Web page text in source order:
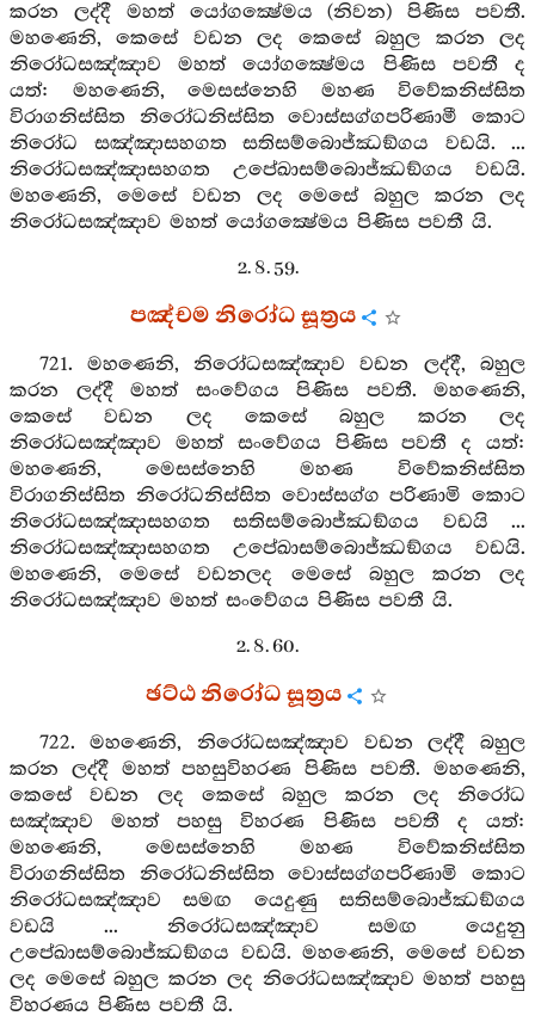
කරන ලද්දී මහත් යෝගක්‍ෂේමය (නිවන) පිණිස පවතී.
මහණෙනි, කෙසේ වඩන ලද කෙසේ බහුල කරන ලද
නිරෝධසඤ්ඤාව මහත් යෝගක්‍ෂේමය පිණිස පවතී ද
යත්: මහණෙනි, මෙසස්නෙහි මහණ විවේකනිස්සිත
විරාගනිස්සිත නිරෝධනිස්සිත වොස්සග්ගපරිණාමී කොට
නිරෝධ සඤ්ඤාසහගත සතිසම්බොජ්ඣඞ්ගය වඩයි. ...
නිරෝධසඤ්ඤාසහගත උපේඛාසම්බොජ්ඣඞ්ගය වඩයි.
මහණෙනි, මෙසේ වඩන ලද මෙසේ බහුල කරන ලද
නිරෝධසඤ්ඤාව මහත් යෝගක්‍ෂේමය පිණිස පවතී යි.
2. 8. 59.
පඤ්චම නිරෝධ සූත්‍රය
721. මහණෙනි, නිරෝධසඤ්ඤාව වඩන ලද්දී, බහුල
කරන ලද්දී මහත් සංවේගය පිණිස පවතී. මහණෙනි,
කෙසේ වඩන ලද කෙසේ බහුල කරන ලද
නිරෝධසඤ්ඤාව මහත් සංවේගය පිණිස පවතී ද යත්:
මහණෙනි, මෙසස්නෙහි මහණ විවේකනිස්සිත
විරාගනිස්සිත නිරෝධනිස්සිත වොස්සග්ග පරිණාමි කොට
නිරෝධසඤ්ඤාසහගත සතිසම්බොජ්ඣඞ්ගය වඩයි ...
නිරෝධසඤ්ඤාසහගත උපේඛාසම්බොජ්ඣඞ්ගය වඩයි.
මහණෙනි, මෙසේ වඩනලද මෙසේ බහුල කරන ලද
නිරෝධසඤ්ඤාව මහත් සංවේගය පිණිස පවතී යි.
2. 8. 60.
ඡට්ඨ නිරෝධ සූත්‍රය
722. මහණෙනි, නිරෝධසඤ්ඤාව වඩන ලද්දී බහුල
කරන ලද්දී මහත් පහසුවිහරණ පිණිස පවතී. මහණෙනි,
කෙසේ වඩන ලද කෙසේ බහුල කරන ලද නිරෝධ
සඤ්ඤාව මහත් පහසු විහරණ පිණිස පවතී ද යත්:
මහණෙනි, මෙසස්නෙහි මහණ විවේකනිස්සිත
විරාගනිස්සිත නිරෝධනිස්සිත වොස්සග්ගපරිණාමි කොට
නිරෝධසඤ්ඤාව සමඟ යෙදුණු සතිසම්බොජ්ඣඞ්ගය
වඩයි ... නිරෝධසඤ්ඤාව සමඟ යෙදුනු
උපේඛාසම්බොජ්ඣඞ්ගය වඩයි. මහණෙනි, මෙසේ වඩන
ලද මෙසේ බහුල කරන ලද නිරෝධසඤ්ඤාව මහත් පහසු
විහරණය පිණිස පවතී යි.